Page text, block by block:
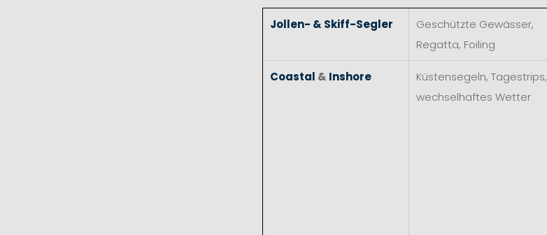
Jollen- & Skiff-Segler
Geschützte Gewässer,
Regatta, Foiling
Coastal & Inshore
Küstensegeln, Tagestrips,
wechselhaftes Wetter